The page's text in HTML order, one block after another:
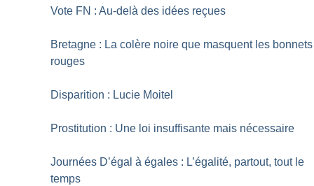
Vote FN : Au-delà des idées reçues
Bretagne : La colère noire que masquent les bonnets
rouges
Disparition : Lucie Moitel
Prostitution : Une loi insuffisante mais nécessaire
Journées D’égal à égales : L’égalité, partout, tout le
temps